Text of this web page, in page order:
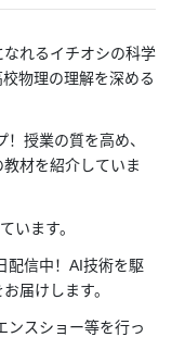
れるイチオシの科学
物理の理解を深める
授業の質を高め、
材を紹介していま
います。
配信中！AI技術を駆
届けします。
ンスショー等を行っ